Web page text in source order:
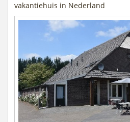
vakantiehuis in Nederland